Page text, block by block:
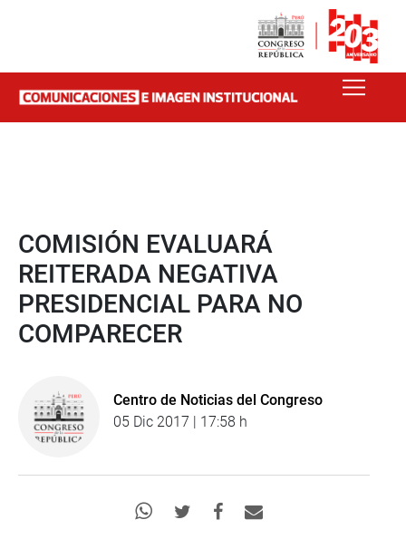
COMISIÓN EVALUARÁ
REITERADA NEGATIVA
PRESIDENCIAL PARA NO
COMPARECER
Centro de Noticias del Congreso
05 Dic 2017 | 17:58 h